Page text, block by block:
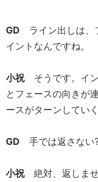
GD ライン出しは、
イントなんですね。
小祝そうです。イン
とフェースの向きが
ースがターンしてい
GD 手では返さない
小祝絶対、返しませ